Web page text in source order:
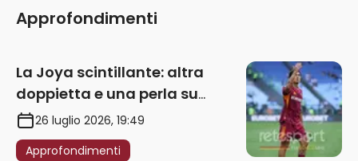
Approfondimenti
La Joya scintillante: altra
doppietta e una perla su
punizione – VIDEO
26 luglio 2026, 19:49
Approfondimenti